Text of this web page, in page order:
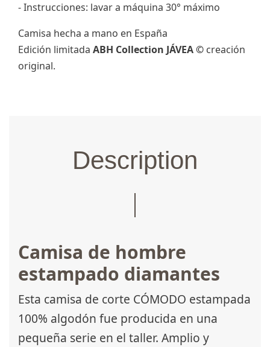
- Instrucciones: lavar a máquina 30° máximo
Camisa hecha a mano en España
Edición limitada ABH Collection JÁVEA © creación
original.
Description
Camisa de hombre
estampado diamantes
Esta camisa de corte CÓMODO estampada
100% algodón fue producida en una
pequeña serie en el taller. Amplio y